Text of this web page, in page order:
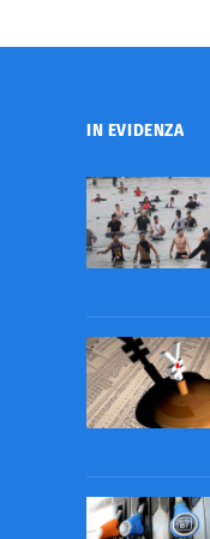
IN EVIDENZA